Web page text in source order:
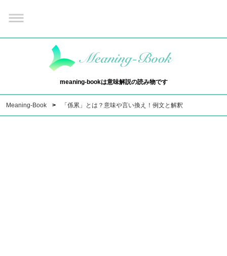
meaning-bookは意味解説の読み物です
Meaning-Book 「係累」とは？意味や言い換え！例文と解釈